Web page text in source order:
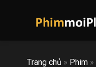
Trang chủ » Phim »